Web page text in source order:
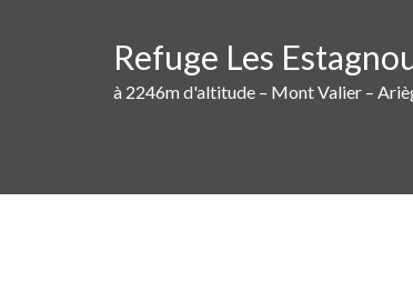
Refuge Les
à 2246m d'altitude – Mont Valier –